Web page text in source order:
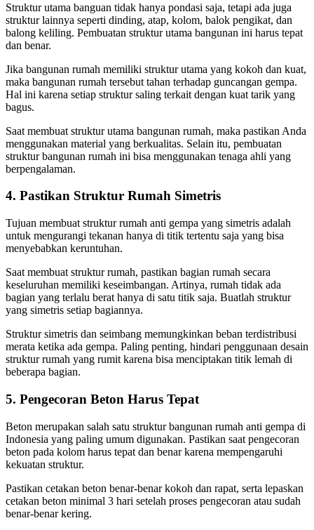
Struktur utama banguan tidak hanya pondasi saja, tetapi ada juga
struktur lainnya seperti dinding, atap, kolom, balok pengikat, dan
balong keliling. Pembuatan struktur utama bangunan ini harus tepat
dan benar.
Jika bangunan rumah memiliki struktur utama yang kokoh dan kuat,
maka bangunan rumah tersebut tahan terhadap guncangan gempa.
Hal ini karena setiap struktur saling terkait dengan kuat tarik yang
bagus.
Saat membuat struktur utama bangunan rumah, maka pastikan Anda
menggunakan material yang berkualitas. Selain itu, pembuatan
struktur bangunan rumah ini bisa menggunakan tenaga ahli yang
berpengalaman.
4. Pastikan Struktur Rumah Simetris
Tujuan membuat struktur rumah anti gempa yang simetris adalah
untuk mengurangi tekanan hanya di titik tertentu saja yang bisa
menyebabkan keruntuhan.
Saat membuat struktur rumah, pastikan bagian rumah secara
keseluruhan memiliki keseimbangan. Artinya, rumah tidak ada
bagian yang terlalu berat hanya di satu titik saja. Buatlah struktur
yang simetris setiap bagiannya.
Struktur simetris dan seimbang memungkinkan beban terdistribusi
merata ketika ada gempa. Paling penting, hindari penggunaan desain
struktur rumah yang rumit karena bisa menciptakan titik lemah di
beberapa bagian.
5. Pengecoran Beton Harus Tepat
Beton merupakan salah satu struktur bangunan rumah anti gempa di
Indonesia yang paling umum digunakan. Pastikan saat pengecoran
beton pada kolom harus tepat dan benar karena mempengaruhi
kekuatan struktur.
Pastikan cetakan beton benar-benar kokoh dan rapat, serta lepaskan
cetakan beton minimal 3 hari setelah proses pengecoran atau sudah
benar-benar kering.